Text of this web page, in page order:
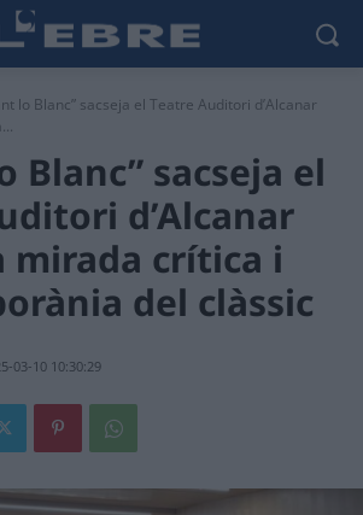
lo Blanc” sacseja el Teatre Auditori d’Alcanar
Blanc” sacseja el
d’Alcanar
mirada crítica i
del clàssic
03-10 10:30:29